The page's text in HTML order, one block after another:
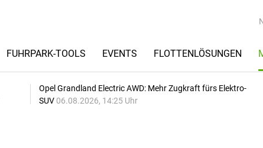
FUHRPARK-TOOLS EVENTS FLOTTENLÖSUNGEN
Opel Grandland Electric AWD: Mehr Zugkraft fürs Elektro-
SUV 06.08.2026, 14:25 Uhr